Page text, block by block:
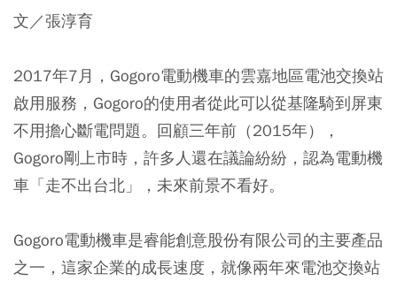
文／張淳育
2017年7月，Gogoro電動機車的雲嘉地區電池交換站
啟用服務，Gogoro的使用者從此可以從基隆騎到屏東
不用擔心斷電問題。回顧三年前（2015年），
Gogoro剛上市時，許多人還在議論紛紛，認為電動機
車「走不出台北」，未來前景不看好。
Gogoro電動機車是睿能創意股份有限公司的主要產品
之一，這家企業的成長速度，就像兩年來電池交換站